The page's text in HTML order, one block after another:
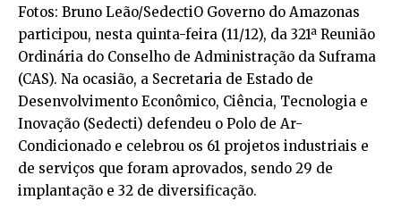
Fotos: Bruno Leão/SedectiO Governo do Amazonas
participou, nesta quinta-feira (11/12), da 321ª Reunião
Ordinária do Conselho de Administração da Suframa
(CAS). Na ocasião, a Secretaria de Estado de
Desenvolvimento Econômico, Ciência, Tecnologia e
Inovação (Sedecti) defendeu o Polo de Ar-
Condicionado e celebrou os 61 projetos industriais e
de serviços que foram aprovados, sendo 29 de
implantação e 32 de diversificação.